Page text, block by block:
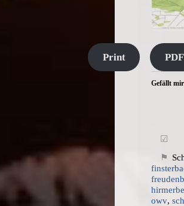
Print PDF
Gefällt
owv,